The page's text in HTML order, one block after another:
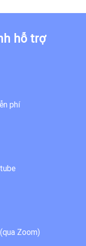
hỗ trợ
phí
Zoom)